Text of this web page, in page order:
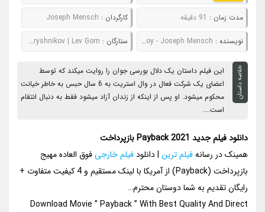
مدت زمان : 91 دقیقه کارگردان : Joseph Mensch
نويسنده : Metin Aksoy - Joseph Mensch ستارگان : Matt Levett | Toby Leonard Moore | Anna Baryshnikov | Lev Gorn
خلاصه داستان
این فیلم داستان یک دلال بورسی جوان را روایت میکند که توسط
اعضای یک شرکت فعال در وال استریت به 6 سال حبس به خاطر خیانت
محکوم میشود. او پس از اینکه از زندان آزاد میشود فقط به دنبال انتقام
است....
دانلود فیلم جدید Payback 2021 بازپرداخت
همینک در رسانهفیلم ترین | دانلودفیلم خارجیفوق العاده مهیج
بازپرداخت (Payback) از آمریکا با لینک مستقیم و 4 کیفیت متفاوت +
رایگان تقدیم به شما دوستان محترم…
Download Movie ” Payback ” With Best Quality And Direct